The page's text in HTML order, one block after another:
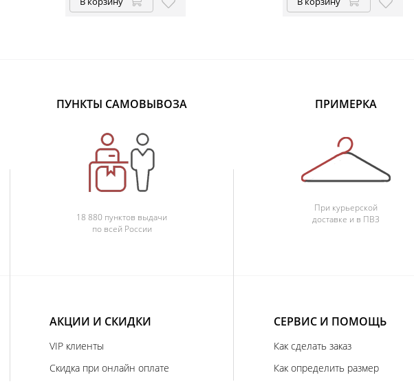
ПУНКТЫ САМОВЫВОЗА
18 880 пунктов выдачи
по всей России
ПРИМЕРКА
При курьерской
доставке и в ПВЗ
АКЦИИ И СКИДКИ
VIP клиенты
Скидка при онлайн оплате
СЕРВИС И ПОМОЩЬ
Как сделать заказ
Как определить размер